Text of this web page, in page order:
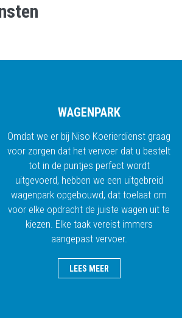
WAGENPARK
Omdat we er bij Niso Koerierdienst graag
voor zorgen dat het vervoer dat u bestelt
tot in de puntjes perfect wordt
uitgevoerd, hebben we een uitgebreid
wagenpark opgebouwd, dat toelaat om
voor elke opdracht de juiste wagen uit te
kiezen. Elke taak vereist immers
aangepast vervoer.
LEES MEER